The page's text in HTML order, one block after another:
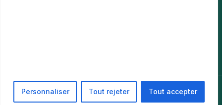
Personnaliser Tout rejeter Tout accepter
© 2026 PIKARI. Tous droits réservés. · Mentions Légales·